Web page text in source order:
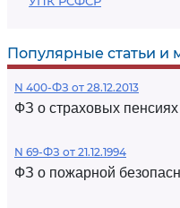
Популярные статьи и
N 400-ФЗ от 28.12.2013
ФЗ о страховых пенсиях
N 69-ФЗ от 21.12.1994
ФЗ о пожарной